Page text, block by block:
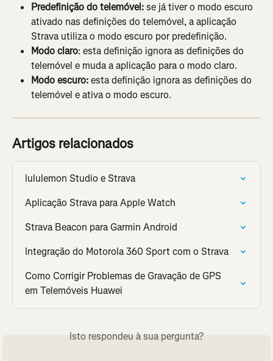
Predefinição do telemóvel: se já tiver o modo escuro
ativado nas definições do telemóvel, a aplicação
Strava utiliza o modo escuro por predefinição.
Modo claro: esta definição ignora as definições do
telemóvel e muda a aplicação para o modo claro.
Modo escuro: esta definição ignora as definições do
telemóvel e ativa o modo escuro.
Artigos relacionados
lululemon Studio e Strava
Aplicação Strava para Apple Watch
Strava Beacon para Garmin Android
Integração do Motorola 360 Sport com o Strava
Como Corrigir Problemas de Gravação de GPS
em Telemóveis Huawei
Isto respondeu à sua pergunta?